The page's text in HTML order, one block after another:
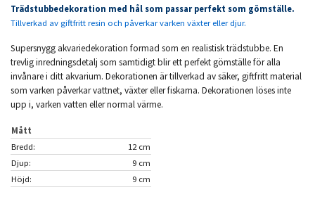
Trädstubbedekoration med hål som passar perfekt som gömställe.
Tillverkad av giftfritt resin och påverkar varken växter eller djur.
Supersnygg akvariedekoration formad som en realistisk trädstubbe. En
trevlig inredningsdetalj som samtidigt blir ett perfekt gömställe för alla
invånare i ditt akvarium. Dekorationen är tillverkad av säker, giftfritt material
som varken påverkar vattnet, växter eller fiskarna. Dekorationen löses inte
upp i, varken vatten eller normal värme.
Mått
Bredd:
12 cm
Djup:
9 cm
Höjd:
9 cm